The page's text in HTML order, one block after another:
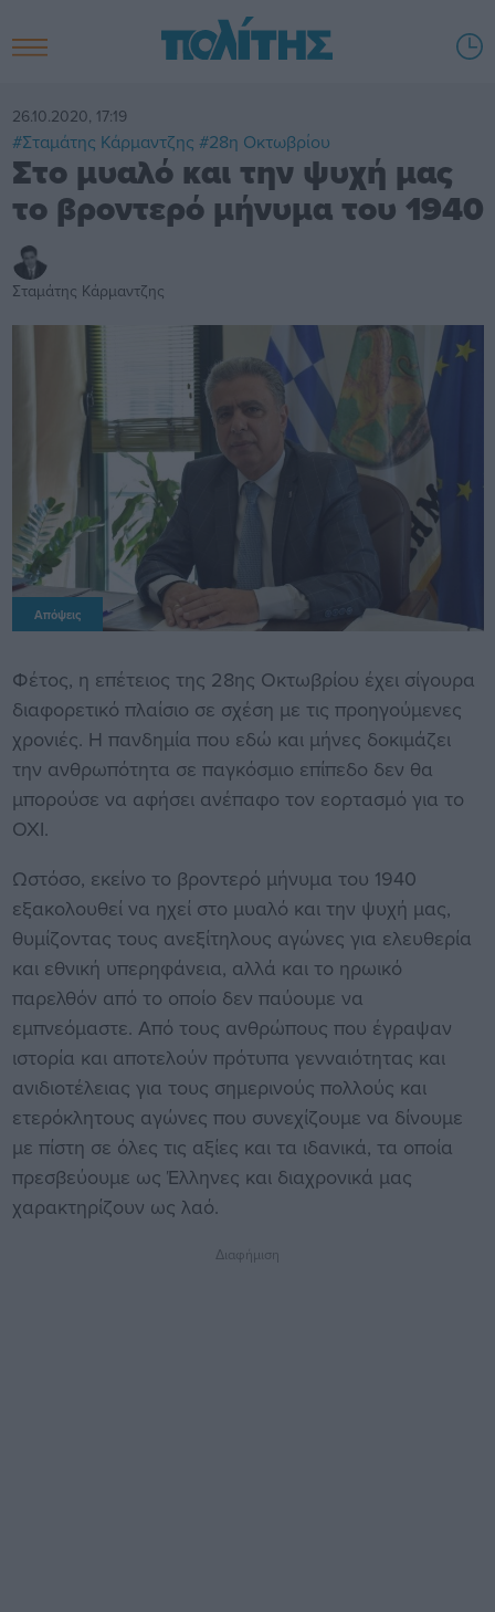
26.10.2020, 17:19
#Σταμάτης Κάρμαντζης #28η Οκτωβρίου
Στο μυαλό και την ψυχή μας
το βροντερό μήνυμα του 1940
Σταμάτης Κάρμαντζης
Απόψεις
Φέτος, η επέτειος της 28ης Οκτωβρίου έχει σίγουρα
διαφορετικό πλαίσιο σε σχέση με τις προηγούμενες
χρονιές. Η πανδημία που εδώ και μήνες δοκιμάζει
την ανθρωπότητα σε παγκόσμιο επίπεδο δεν θα
μπορούσε να αφήσει ανέπαφο τον εορτασμό για το
ΟΧΙ.
Ωστόσο, εκείνο το βροντερό μήνυμα του 1940
εξακολουθεί να ηχεί στο μυαλό και την ψυχή μας,
θυμίζοντας τους ανεξίτηλους αγώνες για ελευθερία
και εθνική υπερηφάνεια, αλλά και το ηρωικό
παρελθόν από το οποίο δεν παύουμε να
εμπνεόμαστε. Από τους ανθρώπους που έγραψαν
ιστορία και αποτελούν πρότυπα γενναιότητας και
ανιδιοτέλειας για τους σημερινούς πολλούς και
ετερόκλητους αγώνες που συνεχίζουμε να δίνουμε
με πίστη σε όλες τις αξίες και τα ιδανικά, τα οποία
πρεσβεύουμε ως Έλληνες και διαχρονικά μας
χαρακτηρίζουν ως λαό.
Διαφήμιση